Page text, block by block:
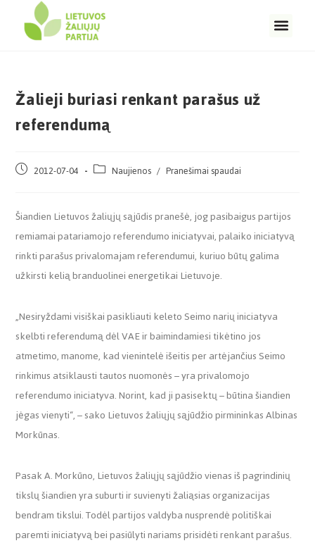
Žalieji buriasi renkant parašus už
referendumą
2012-07-04 Naujienos / Pranešimai spaudai
Šiandien Lietuvos žaliųjų sąjūdis pranešė, jog pasibaigus partijos
remiamai patariamojo referendumo iniciatyvai, palaiko iniciatyvą
rinkti parašus privalomajam referendumui, kuriuo būtų galima
užkirsti kelią branduolinei energetikai Lietuvoje.
„Nesiryždami visiškai pasikliauti keleto Seimo narių iniciatyva
skelbti referendumą dėl VAE ir baimindamiesi tikėtino jos
atmetimo, manome, kad vienintelė išeitis per artėjančius Seimo
rinkimus atsiklausti tautos nuomonės – yra privalomojo
referendumo iniciatyva. Norint, kad ji pasisektų – būtina šiandien
jėgas vienyti“, – sako Lietuvos žaliųjų sąjūdžio pirmininkas Albinas
Morkūnas.
Pasak A. Morkūno, Lietuvos žaliųjų sąjūdžio vienas iš pagrindinių
tikslų šiandien yra suburti ir suvienyti žaliąsias organizacijas
bendram tikslui. Todėl partijos valdyba nusprendė politiškai
paremti iniciatyvą bei pasiūlyti nariams prisidėti renkant parašus.